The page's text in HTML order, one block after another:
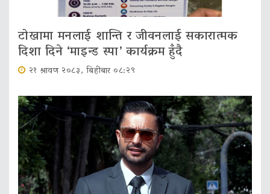
टोखामा मनलाई शान्ति र जीवनलाई सकारात्मक
दिशा दिने ‘माइन्ड स्पा’ कार्यक्रम हुँदै
२१ श्रावण २०८३, बिहीबार ०८:२९